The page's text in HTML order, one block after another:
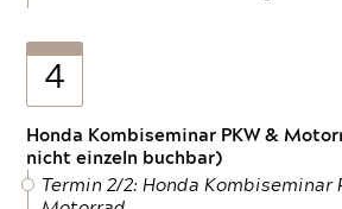
4
Honda Kombiseminar PKW &
nicht einzeln buchbar)
Termin 2/2: Honda Kombiseminar